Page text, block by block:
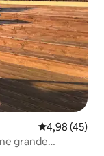
Évaluation
4,98 (45)
grande